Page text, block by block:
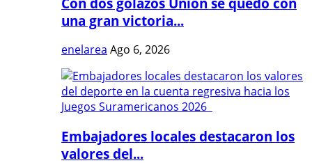
una gran victoria...
enelarea Ago 6, 2026
Embajadores locales destacaron los
valores del...